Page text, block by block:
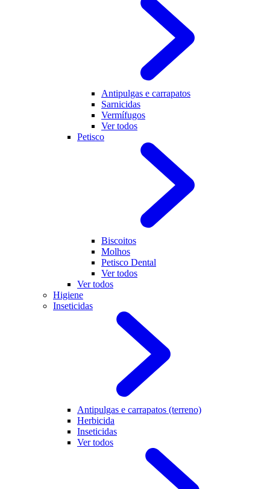
Antipulgas e carrapatos
Sarnicidas
Vermífugos
Ver todos
Petisco
Biscoitos
Molhos
Petisco Dental
Ver todos
Ver todos
Higiene
Inseticidas
Antipulgas e carrapatos (terreno)
Herbicida
Inseticidas
Ver todos